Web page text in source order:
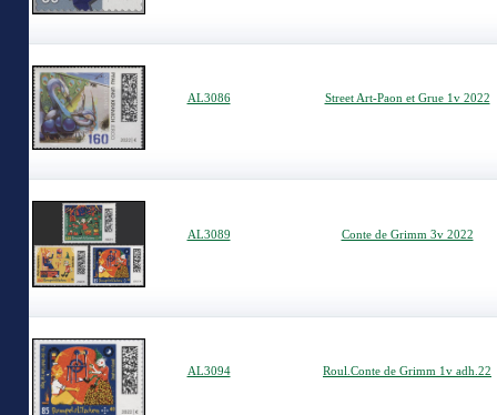
AL3086 Street Art-Paon et Grue 1v 2022
AL3089 Conte de Grimm 3v 2022
AL3094 Roul.Conte de Grimm 1v adh.22